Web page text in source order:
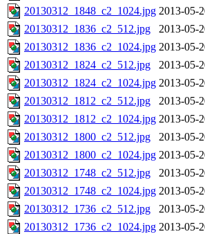
20130312_1848_c2_1024.jpg 2013-05-
20130312_1836_c2_512.jpg
2013-05-
20130312_1836_c2_1024.jpg 2013-05-
20130312_1824_c2_512.jpg
2013-05-
20130312_1824_c2_1024.jpg 2013-05-
20130312_1812_c2_512.jpg
2013-05-
20130312_1812_c2_1024.jpg 2013-05-
20130312_1800_c2_512.jpg
2013-05-
20130312_1800_c2_1024.jpg 2013-05-
20130312_1748_c2_512.jpg
2013-05-
20130312_1748_c2_1024.jpg 2013-05-
20130312_1736_c2_512.jpg
2013-05-
20130312_1736_c2_1024.jpg 2013-05-